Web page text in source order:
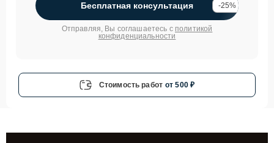
Бесплатная консультация -25%
Отправляя, Вы соглашаетесь с политикой
конфиденциальности
Стоимость работ от 500 ₽